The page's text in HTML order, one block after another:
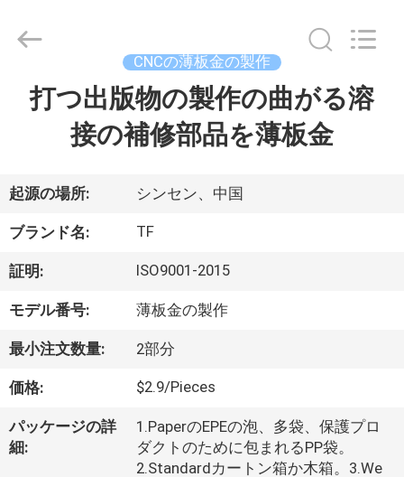
製
品
わ
た
た
ち
Copyright
Shenzhen
Technology
CNCの薄板金の製作
打つ出版物の製作の曲がる溶
接の補修部品を薄板金
起源の場所: シンセン、中国
ブランド名: TF
証明: ISO9001-2015
モデル番号: 薄板金の製作
最小注文数量: 2部分
価格: $2.9/Pieces
パッケージの詳
細:
1.PaperのEPEの泡、多袋、保護プロ
ダクトのために包まれるPP袋。
2.Standardカートン箱か木箱。3.We